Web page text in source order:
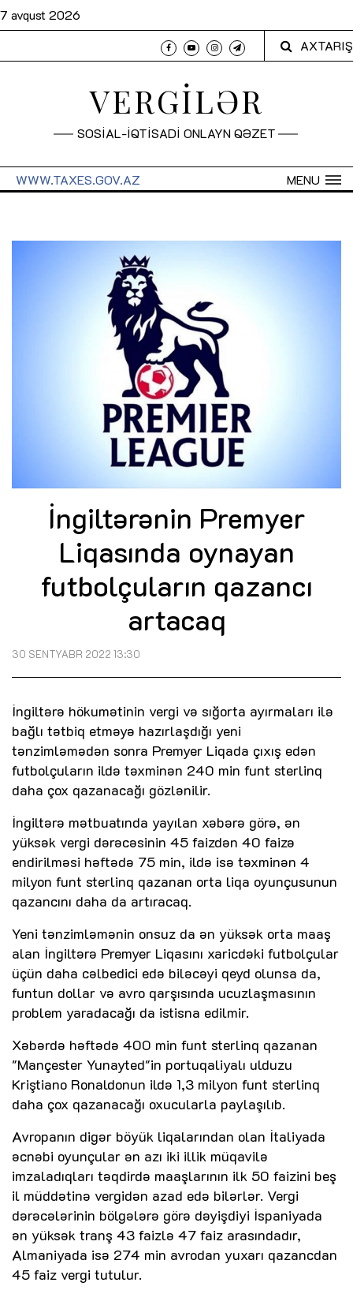
7 avqust 2026
AXTARIŞ
VERGİLƏR
SOSİAL-İQTİSADİ ONLAYN QƏZET
MENU
WWW.TAXES.GOV.AZ
İngiltərənin Premyer
Liqasında oynayan
futbolçuların qazancı
artacaq
30 SENTYABR 2022 13:30
İngiltərə hökumətinin vergi və sığorta ayırmaları ilə
bağlı tətbiq etməyə hazırlaşdığı yeni
tənzimləmədən sonra Premyer Liqada çıxış edən
futbolçuların ildə təxminən 240 min funt sterlinq
daha çox qazanacağı gözlənilir.
İngiltərə mətbuatında yayılan xəbərə görə, ən
yüksək vergi dərəcəsinin 45 faizdən 40 faizə
endirilməsi həftədə 75 min, ildə isə təxminən 4
milyon funt sterlinq qazanan orta liqa oyunçusunun
qazancını daha da artıracaq.
Yeni tənzimləmənin onsuz da ən yüksək orta maaş
alan İngiltərə Premyer Liqasını xaricdəki futbolçular
üçün daha cəlbedici edə biləcəyi qeyd olunsa da,
funtun dollar və avro qarşısında ucuzlaşmasının
problem yaradacağı da istisna edilmir.
Xəbərdə həftədə 400 min funt sterlinq qazanan
"Mançester Yunayted"in portuqaliyalı ulduzu
Kriştiano Ronaldonun ildə 1,3 milyon funt sterlinq
daha çox qazanacağı oxucularla paylaşılıb.
Avropanın digər böyük liqalarından olan İtaliyada
əcnəbi oyunçular ən azı iki illik müqavilə
imzaladıqları təqdirdə maaşlarının ilk 50 faizini beş
il müddətinə vergidən azad edə bilərlər. Vergi
dərəcələrinin bölgələrə görə dəyişdiyi İspaniyada
ən yüksək tranş 43 faizlə 47 faiz arasındadır,
Almaniyada isə 274 min avrodan yuxarı qazancdan
45 faiz vergi tutulur.